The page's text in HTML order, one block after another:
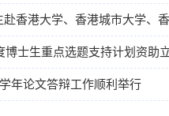
香港大学、香港城市大学、
博士生重点选题支持计划资助
年论文答辩工作顺利举行